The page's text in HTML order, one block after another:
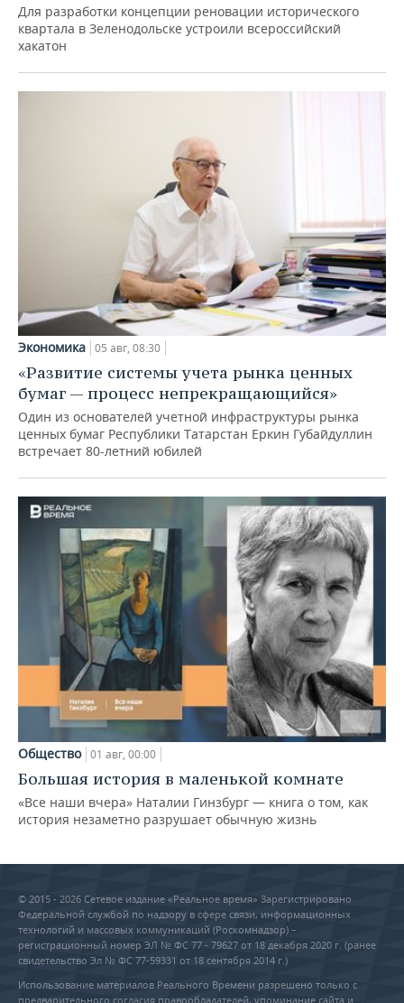
Для разработки концепции реновации исторического
квартала в Зеленодольске устроили всероссийский
хакатон
Экономика 05 авг, 08:30
«Развитие системы учета рынка ценных
бумаг — процесс непрекращающийся»
Один из основателей учетной инфраструктуры рынка
ценных бумаг Республики Татарстан Еркин Губайдуллин
встречает 80-летний юбилей
Общество 01 авг, 00:00
Большая история в маленькой комнате
«Все наши вчера» Наталии Гинзбург — книга о том, как
история незаметно разрушает обычную жизнь
© 2015 - 2026 Сетевое издание «Реальное время» Зарегистрировано
Федеральной службой по надзору в сфере связи, информационных
технологий и массовых коммуникаций (Роскомнадзор) –
регистрационный номер ЭЛ № ФС 77 - 79627 от 18 декабря 2020 г. (ранее
свидетельство Эл № ФС 77-59331 от 18 сентября 2014 г.)
Использование материалов Реального Времени разрешено только с
предварительного согласия правообладателей, упоминание сайта и